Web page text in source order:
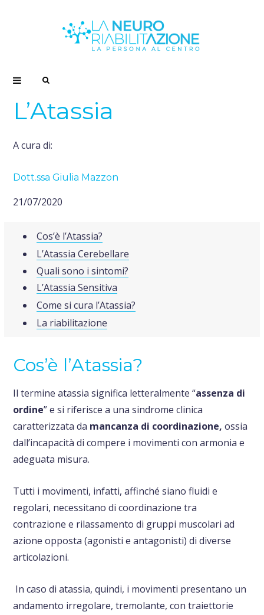
e
a
c
f
o
r
L’Atassia
A cura di:
Dott.ssa Giulia Mazzon
21/07/2020
Cos’è l’Atassia?
L’Atassia Cerebellare
Quali sono i sintomi?
L’Atassia Sensitiva
Come si cura l’Atassia?
La riabilitazione
Cos’è l’Atassia?
Il termine atassia significa letteralmente “assenza di
ordine” e si riferisce a una sindrome clinica
caratterizzata da mancanza di coordinazione, ossia
dall’incapacità di compere i movimenti con armonia e
adeguata misura.
Tutti i movimenti, infatti, affinché siano fluidi e
regolari, necessitano di coordinazione tra
contrazione e rilassamento di gruppi muscolari ad
azione opposta (agonisti e antagonisti) di diverse
articolazioni.
In caso di atassia, quindi, i movimenti presentano un
andamento irregolare, tremolante, con traiettorie